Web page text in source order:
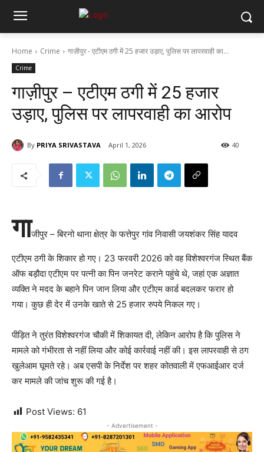
Home Crime गाज़ीपुर - एटीएम ठगी में 25 हजार उड़ाए, पुलिस पर लापरवाही का...
Crime
गाज़ीपुर – एटीएम ठगी में 25 हजार
उड़ाए, पुलिस पर लापरवाही का आरोप
By PRIYA SRIVASTAVA April 1, 2026 40
गाजीपुर – बिरनो थाना क्षेत्र के फत्तेपुर गांव निवासी जयशंकर सिंह यादव
एटीएम ठगी के शिकार हो गए। 23 फरवरी 2026 को वह विशेश्वरगंज स्थित बैंक
ऑफ बड़ौदा एटीएम पर पत्नी का पिन जनरेट कराने पहुंचे थे, जहां एक अज्ञात
व्यक्ति ने मदद के बहाने पिन जान लिया और एटीएम कार्ड बदलकर फरार हो
गया। कुछ ही देर में उनके खाते से 25 हजार रुपये निकल गए।
पीड़ित ने तुरंत विशेश्वरगंज चौकी में शिकायत दी, लेकिन आरोप है कि पुलिस ने
मामले को गंभीरता से नहीं लिया और कोई कार्रवाई नहीं की। इस लापरवाही से ठग
खुलेआम घूमते रहे। अब एसपी के निर्देश पर शहर कोतवाली में एफआईआर दर्ज
कर मामले की जांच शुरू की गई है।
Post Views: 61
- Advertisement -